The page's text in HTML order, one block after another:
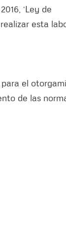
‘Ley de
esta
el
de las